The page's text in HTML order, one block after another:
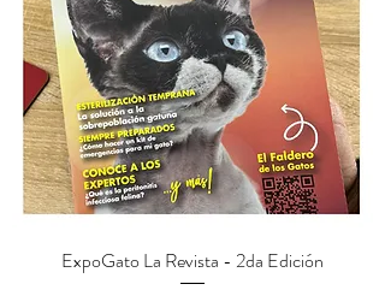
ExpoGato La Revista - 2da Edición